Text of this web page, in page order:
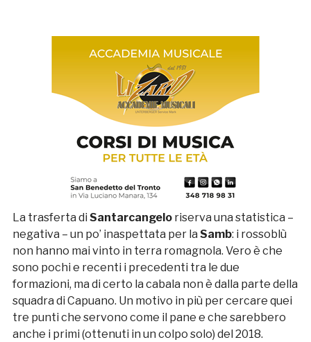
La trasferta di Santarcangeloriserva una statistica –
negativa – un po’ inaspettata per la Samb: i rossoblù
non hanno mai vinto in terra romagnola. Vero è che
sono pochi e recenti i precedenti tra le due
formazioni, ma di certo la cabala non è dalla parte della
squadra di Capuano. Un motivo in più per cercare quei
tre punti che servono come il pane e che sarebbero
anche i primi (ottenuti in un colpo solo) del 2018.